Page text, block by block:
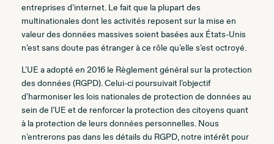
entreprises d’internet. Le fait que la plupart des
multinationales dont les activités reposent sur la mise en
valeur des données massives soient basées aux États-Unis
n’est sans doute pas étranger à ce rôle qu’elle s’est octroyé.
L’UE a adopté en 2016 le Règlement général sur la protection
des données (RGPD). Celui-ci poursuivait l’objectif
d’harmoniser les lois nationales de protection de données au
sein de l’UE et de renforcer la protection des citoyens quant
à la protection de leurs données personnelles. Nous
n’entrerons pas dans les détails du RGPD, notre intérêt pour